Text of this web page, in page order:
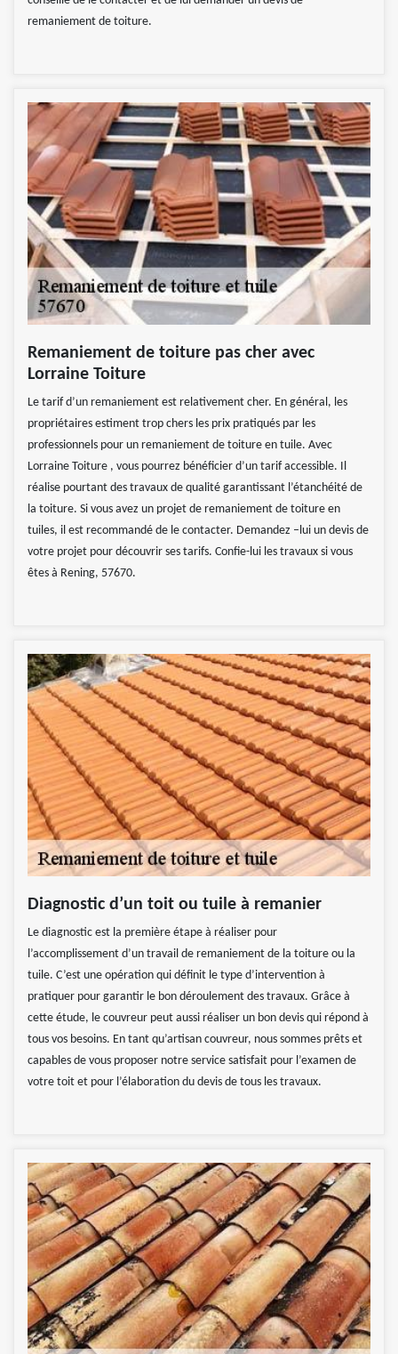
remaniement de toiture.
Remaniement de toiture pas cher avec
Lorraine Toiture
Le tarif d’un remaniement est relativement cher. En général, les
propriétaires estiment trop chers les prix pratiqués par les
professionnels pour un remaniement de toiture en tuile. Avec
Lorraine Toiture , vous pourrez bénéficier d’un tarif accessible. Il
réalise pourtant des travaux de qualité garantissant l’étanchéité de
la toiture. Si vous avez un projet de remaniement de toiture en
tuiles, il est recommandé de le contacter. Demandez –lui un devis de
votre projet pour découvrir ses tarifs. Confie-lui les travaux si vous
êtes à Rening, 57670.
Diagnostic d’un toit ou tuile à remanier
Le diagnostic est la première étape à réaliser pour
l’accomplissement d’un travail de remaniement de la toiture ou la
tuile. C’est une opération qui définit le type d’intervention à
pratiquer pour garantir le bon déroulement des travaux. Grâce à
cette étude, le couvreur peut aussi réaliser un bon devis qui répond à
tous vos besoins. En tant qu’artisan couvreur, nous sommes prêts et
capables de vous proposer notre service satisfait pour l’examen de
votre toit et pour l’élaboration du devis de tous les travaux.